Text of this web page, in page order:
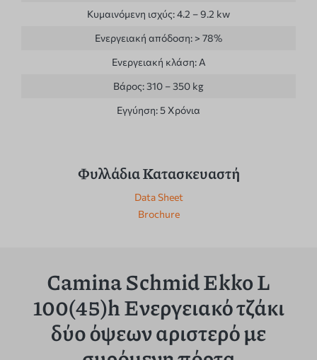
Κυμαινόμενη ισχύς:4.2 – 9.2 kw
Ενεργειακή απόδοση: > 78%
Ενεργειακή κλάση: A
Βάρος:310 – 350 kg
Εγγύηση:5 Χρόνια
Φυλλάδια Κατασκευαστή
Data Sheet
Brochure
Camina Schmid Ekko L
100(45)h Ενεργειακό τζάκι
δύο όψεων αριστερό με